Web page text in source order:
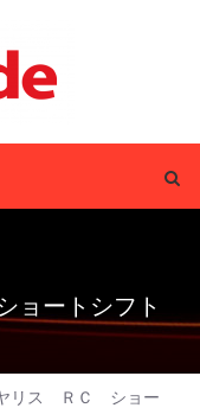
ートシフト
リス ＲＣ ショー